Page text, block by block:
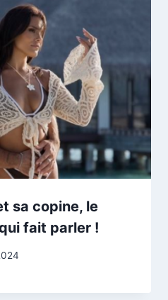
sa copine, le
fait parler !